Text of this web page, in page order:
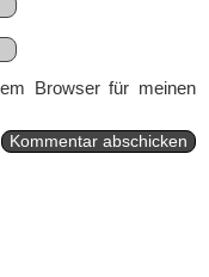
Browser für meinen